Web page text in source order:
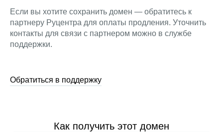
Если вы хотите сохранить домен — обратитесь к
партнеру Руцентра для оплаты продления. Уточнить
контакты для связи с партнером можно в службе
поддержки.
Обратиться в поддержку
Как получить этот домен